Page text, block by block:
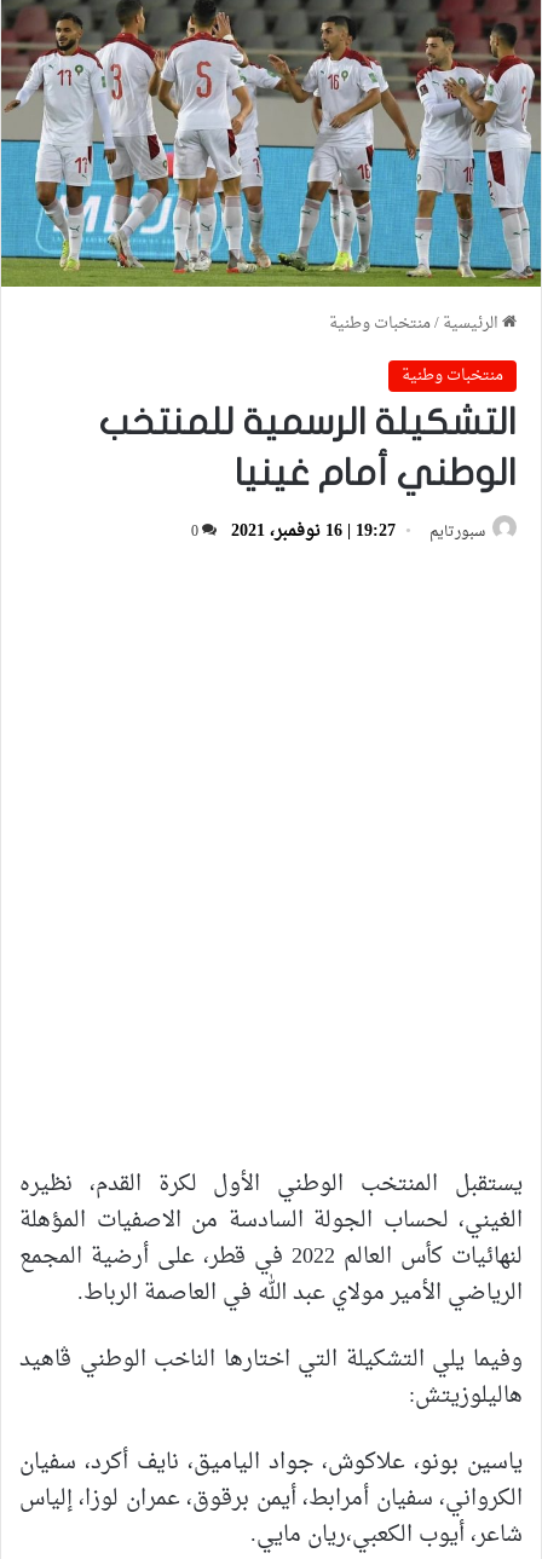
الرئيسية/منتخبات وطنية
منتخبات وطنية
التشكيلة الرسمية للمنتخب
الوطني أمام غينيا
سبورتايم 19:27 | 16 نوفمبر، 2021 0
يستقبل المنتخب الوطني الأول لكرة القدم، نظيره
الغيني، لحساب الجولة السادسة من الاصفيات المؤهلة
لنهائيات كأس العالم 2022 في قطر، على أرضية المجمع
الرياضي الأمير مولاي عبد الله في العاصمة الرباط.
وفيما يلي التشكيلة التي اختارها الناخب الوطني ڤاهيد
هاليلوزيتش:
ياسين بونو، علاكوش، جواد الياميق، نايف أكرد، سفيان
الكرواني، سفيان أمرابط،أيمن برقوق، عمران لوزا،إلياس
شاعر،أيوب الكعبي،ريان مايي.